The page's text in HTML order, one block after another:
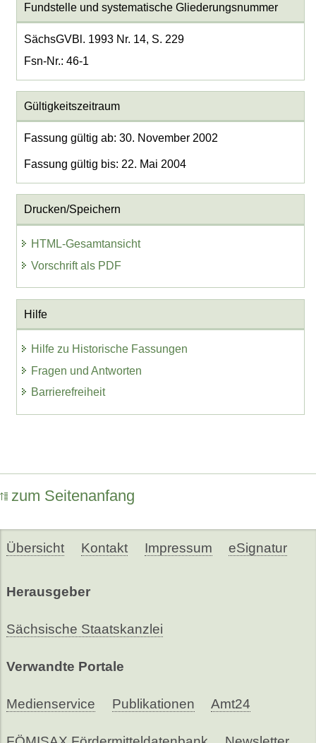
Fundstelle und systematische Gliederungsnummer
SächsGVBl. 1993 Nr. 14, S. 229
Fsn-Nr.: 46-1
Gültigkeitszeitraum
Fassung gültig ab: 30. November 2002
Fassung gültig bis: 22. Mai 2004
Drucken/Speichern
HTML-Gesamtansicht
Vorschrift als PDF
Hilfe
Hilfe zu Historische Fassungen
Fragen und Antworten
Barrierefreiheit
zum Seitenanfang
Übersicht Kontakt Impressum eSignatur
Herausgeber
Sächsische Staatskanzlei
Verwandte Portale
Medienservice Publikationen Amt24